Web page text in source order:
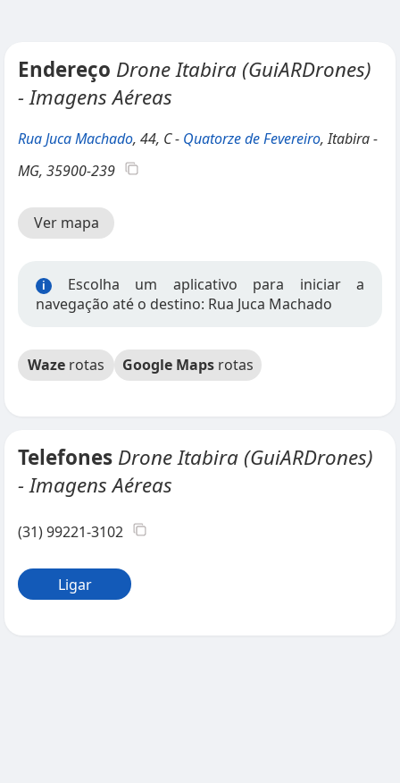
Endereço Drone Itabira (GuiARDrones)
- Imagens Aéreas
Rua Juca Machado, 44, C - Quatorze de Fevereiro, Itabira -
MG, 35900-239
Ver mapa
i
Escolha um aplicativo para iniciar a
navegação até o destino: Rua Juca Machado
Waze rotas Google Maps rotas
Telefones Drone Itabira (GuiARDrones)
- Imagens Aéreas
(31) 99221-3102
Ligar